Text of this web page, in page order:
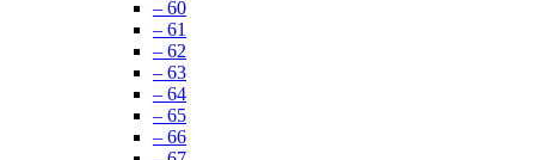
– 60
– 61
– 62
– 63
– 64
– 65
– 66